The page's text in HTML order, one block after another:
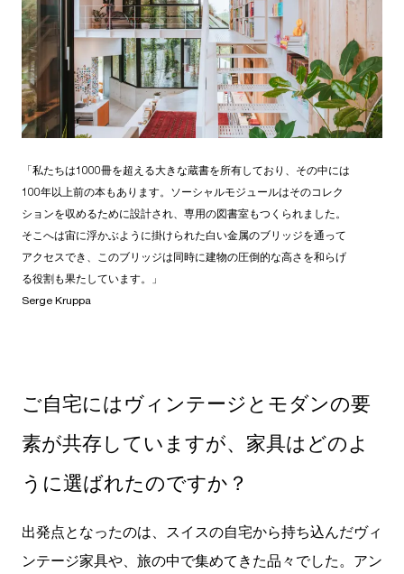
「私たちは1000冊を超える大きな蔵書を所有しており、その中には
100年以上前の本もあります。ソーシャルモジュールはそのコレク
ションを収めるために設計され、専用の図書室もつくられました。
そこへは宙に浮かぶように掛けられた白い金属のブリッジを通って
アクセスでき、このブリッジは同時に建物の圧倒的な高さを和らげ
る役割も果たしています。」
Serge Kruppa
ご自宅にはヴィンテージとモダンの要
素が共存していますが、家具はどのよ
うに選ばれたのですか？
出発点となったのは、スイスの自宅から持ち込んだヴィ
ンテージ家具や、旅の中で集めてきた品々でした。アン